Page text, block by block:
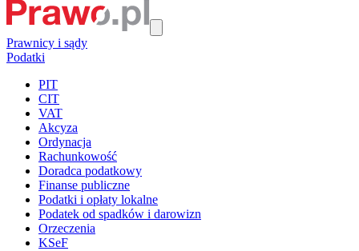
Prawnicy i sądy
Podatki
PIT
CIT
VAT
Akcyza
Ordynacja
Rachunkowość
Doradca podatkowy
Finanse publiczne
Podatki i opłaty lokalne
Podatek od spadków i darowizn
Orzeczenia
KSeF